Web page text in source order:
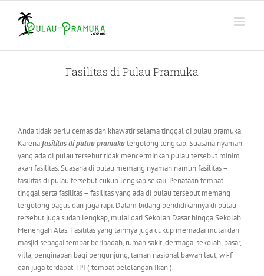
content
Fasilitas di Pulau Pramuka
Anda tidak perlu cemas dan khawatir selama tinggal di pulau pramuka.
Karenafasilitas di pulau pramukatergolong lengkap. Suasana nyaman
yang ada di pulau tersebut tidak mencerminkan pulau tersebut minim
akan fasilitas. Suasana di pulau memang nyaman namun fasilitas –
fasilitas di pulau tersebut cukup lengkap sekali. Penataan tempat
tinggal serta fasilitas – fasilitas yang ada di pulau tersebut memang
tergolong bagus dan juga rapi. Dalam bidang pendidikannya di pulau
tersebut juga sudah lengkap, mulai dari Sekolah Dasar hingga Sekolah
Menengah Atas. Fasilitas yang lainnya juga cukup memadai mulai dari
masjid sebagai tempat beribadah, rumah sakit, dermaga, sekolah, pasar,
villa, penginapan bagi pengunjung, taman nasional bawah laut, wi-fi
dan juga terdapat TPI ( tempat pelelangan Ikan ).